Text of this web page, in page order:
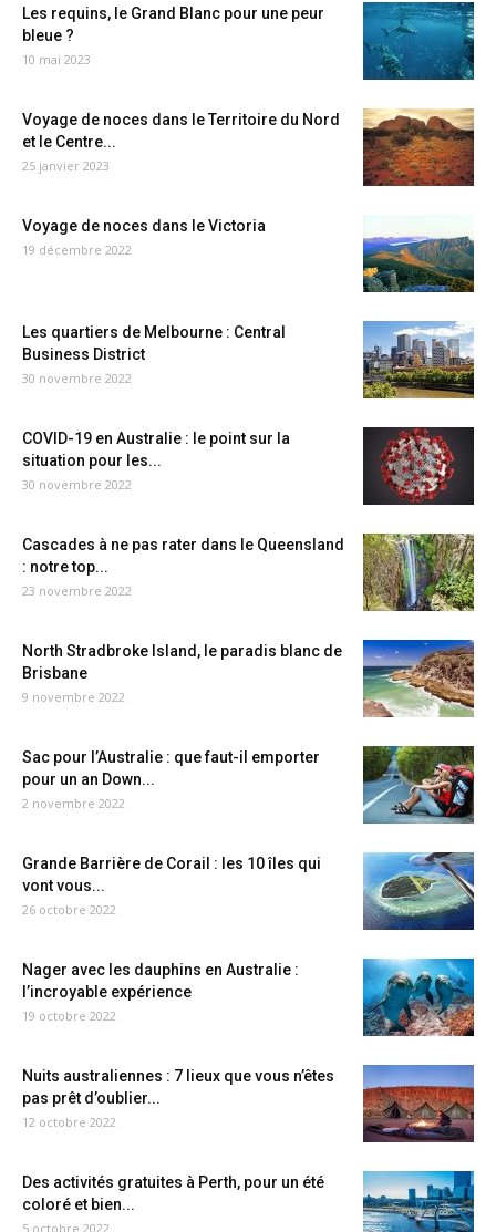
Les requins, le Grand Blanc pour une peur
bleue ?
10 mai 2023
Voyage de noces dans le Territoire du Nord
et le Centre...
25 janvier 2023
Voyage de noces dans le Victoria
19 décembre 2022
Les quartiers de Melbourne : Central
Business District
30 novembre 2022
COVID-19 en Australie : le point sur la
situation pour les...
30 novembre 2022
Cascades à ne pas rater dans le Queensland
: notre top...
23 novembre 2022
North Stradbroke Island, le paradis blanc de
Brisbane
9 novembre 2022
Sac pour l’Australie : que faut-il emporter
pour un an Down...
2 novembre 2022
Grande Barrière de Corail : les 10 îles qui
vont vous...
26 octobre 2022
Nager avec les dauphins en Australie :
l’incroyable expérience
19 octobre 2022
Nuits australiennes : 7 lieux que vous n’êtes
pas prêt d’oublier...
12 octobre 2022
Des activités gratuites à Perth, pour un été
coloré et bien...
5 octobre 2022